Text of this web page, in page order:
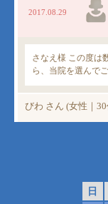
日